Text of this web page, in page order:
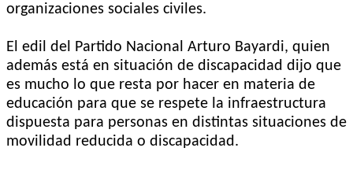
organizaciones sociales civiles.
El edil del Partido Nacional Arturo Bayardi, quien
además está en situación de discapacidad dijo que
es mucho lo que resta por hacer en materia de
educación para que se respete la infraestructura
dispuesta para personas en distintas situaciones de
movilidad reducida o discapacidad.